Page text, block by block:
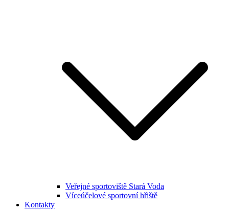
Veřejné sportoviště Stará Voda
Víceúčelové sportovní hřiště
Kontakty